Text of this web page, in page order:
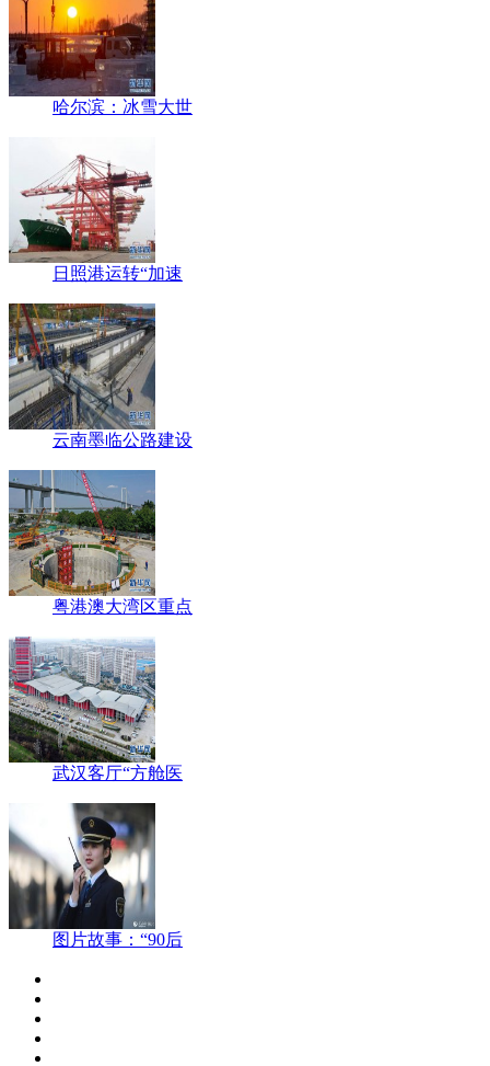
哈尔滨：冰雪大世
日照港运转“加速
云南墨临公路建设
粤港澳大湾区重点
武汉客厅“方舱医
图片故事：“90后